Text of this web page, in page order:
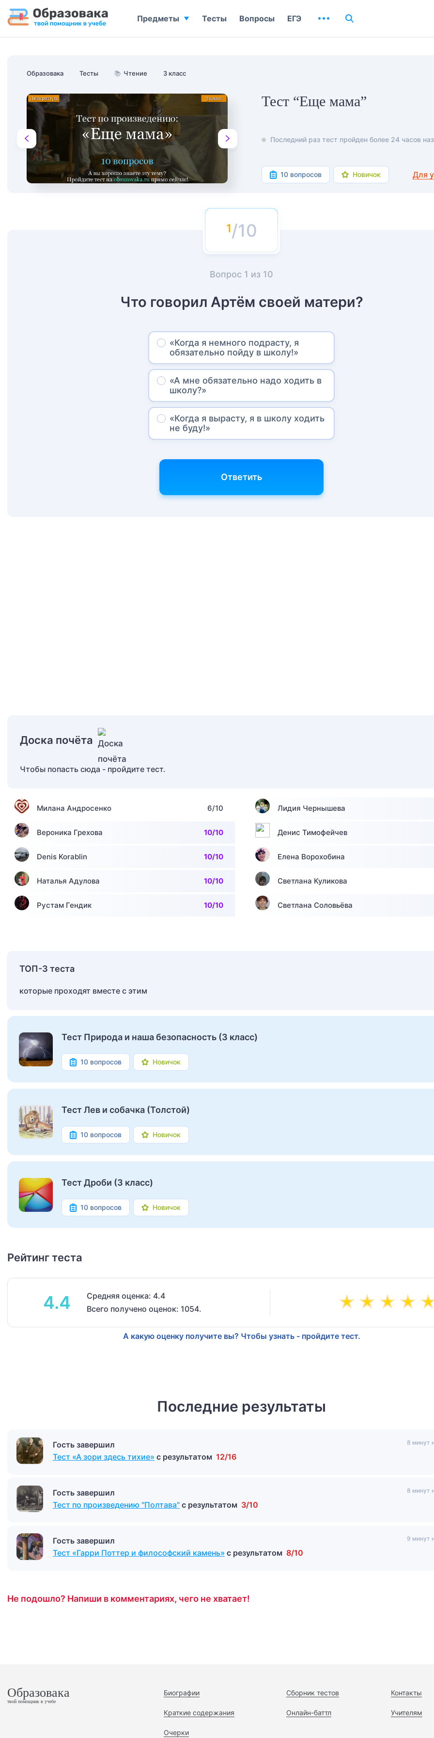
Образовака Тесты 📚 Чтение 3 класс
Тест “Еще мама”
Последний раз тест пройден более 24 часов
10 вопросов Новичок Для
/10
Вопрос 1 из 10
Что говорил Артём своей матери?
«Когда я немного подрасту, я
обязательно пойду в школу!»
«А мне обязательно надо ходить в
школу?»
«Когда я вырасту, я в школу ходить
не буду!»
Ответить
Доска почёта
Чтобы попасть сюда - пройдите тест.
Милана Андросенко 6/10 Лидия Чернышева
Вероника Грехова 10/10 Денис Тимофейчев
Denis Korablin 10/10 Елена Ворохобина
Наталья Адулова 10/10 Светлана Куликова
Рустам Гендик 10/10 Светлана Соловьёва
ТОП-3 теста
которые проходят вместе с этим
Тест Природа и наша безопасность (3 класс)
10 вопросов Новичок
Тест Лев и собачка (Толстой)
10 вопросов Новичок
Тест Дроби (3 класс)
10 вопросов Новичок
Рейтинг теста
4.4
Средняя оценка: 4.4
Всего получено оценок: 1054.
А какую оценку получите вы? Чтобы узнать - пройдите тест.
Последние результаты
Гость завершил
Тест «А зори здесь тихие» с результатом 12/16
8 минут
Гость завершил
Тест по произведению "Полтава" с результатом 3/10
8 минут
Гость завершил
Тест «Гарри Поттер и философский камень» с результатом 8/10
9 минут
Не подошло? Напиши в комментариях, чего не хватает!
Предметы Тесты Вопросы ЕГЭ
Образовака
твой помощник в учебе
Биографии
Краткие содержания
Очерки
Сборник тестов
Онлайн-баттл
Контакты
Учителям